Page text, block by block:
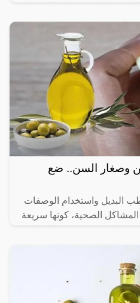
وصغار السن.. ضع
البديل واستخدام الوصفات
الصحية، كونها سريعة